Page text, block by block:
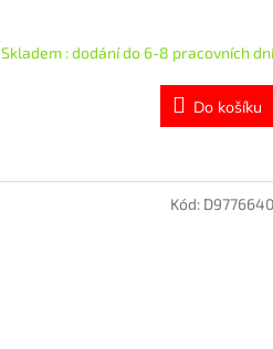
Skladem : dodání do 6-8 pracovních
Do košíku
Kód: D9776640